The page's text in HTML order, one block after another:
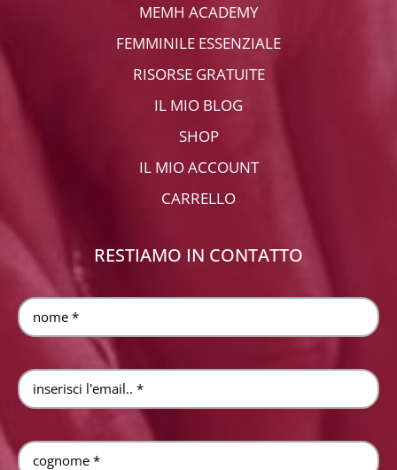
MEMH ACADEMY
FEMMINILE ESSENZIALE
RISORSE GRATUITE
IL MIO BLOG
SHOP
IL MIO ACCOUNT
CARRELLO
RESTIAMO IN CONTATTO